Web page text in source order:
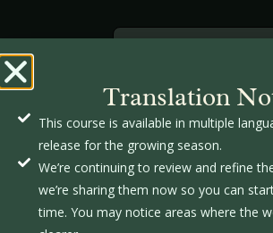
Un huerto COMUNITARIO es una
construcción de VIDA. Las
«desordenadas» y eso está bien, sin
Translation
This course is available in multiple
release for the growing season.
We’re continuing to review and refine
we’re sharing them now so you can
time. You may notice areas where the